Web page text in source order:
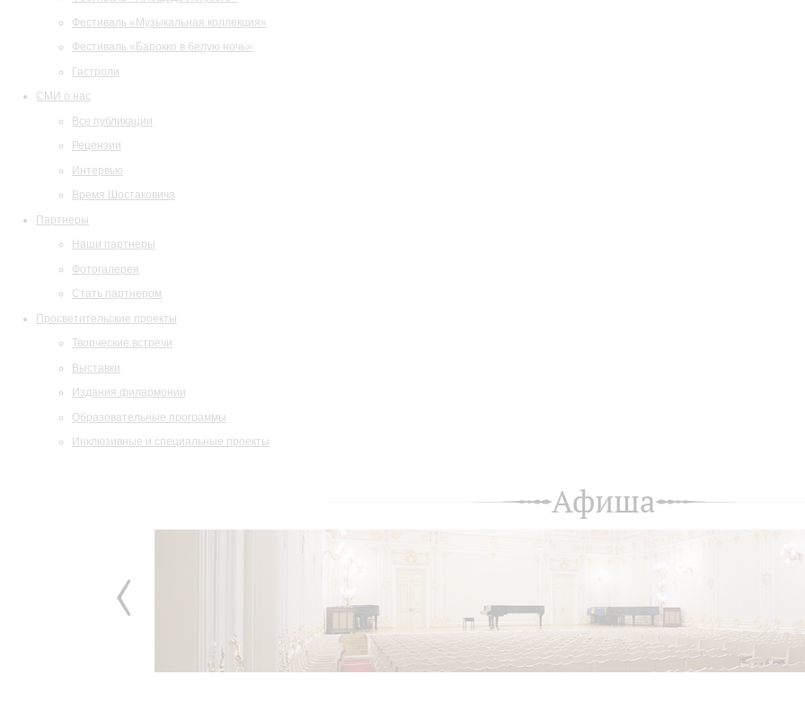
Фестиваль «Музыкальная коллекция»
Фестиваль «Барокко в белую ночь»
Гастроли
СМИ о нас
Все публикации
Рецензии
Интервью
Время Шостаковича
Партнеры
Наши партнеры
Фотогалерея
Стать партнером
Просветительские проекты
Творческие встречи
Выставки
Издания филармонии
Образовательные программы
Инклюзивные и специальные проекты
Афиша